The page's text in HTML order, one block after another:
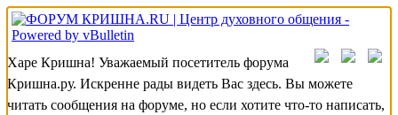
Харе Кришна! Уважаемый посетитель форума
Кришна.ру. Искренне рады видеть Вас здесь. Вы можете
читать сообщения на форуме, но если хотите что-то написать,